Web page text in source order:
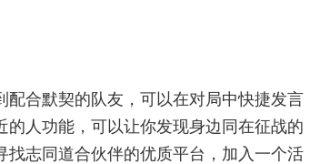
合默契的队友，可以在对局中快捷发言
人功能，可以让你发现身边同在征战的
志同道合伙伴的优质平台，加入一个活